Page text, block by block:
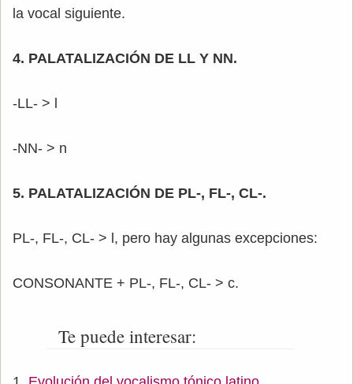
la vocal siguiente.
4. PALATALIZACIÓN DE LL Y NN.
-LL- > l
-NN- > n
5. PALATALIZACIÓN DE PL-, FL-, CL-.
PL-, FL-, CL- > l, pero hay algunas excepciones:
CONSONANTE + PL-, FL-, CL- > c.
Te puede interesar: